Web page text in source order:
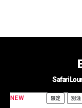
Safari
NEW 限定 別注